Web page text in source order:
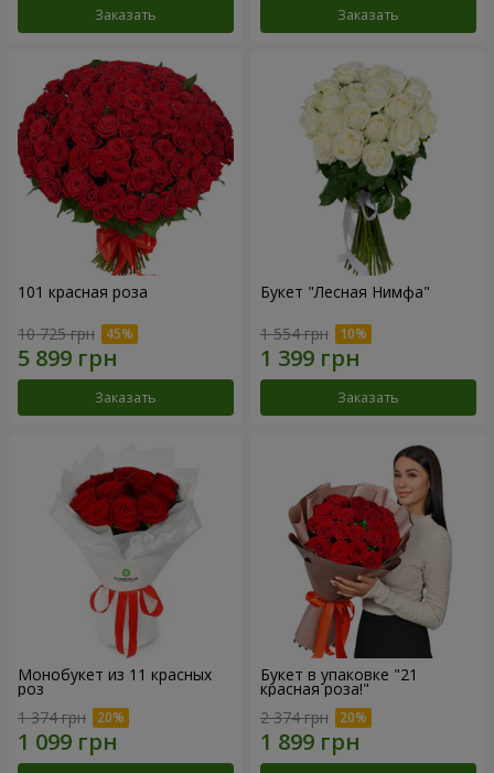
Заказать Заказать
101 красная роза
10 725 грн
Заказать
Букет "Лесная Нимфа"
1 554 грн
Заказать
Монобукет из 11 красных
роз
1 374 грн
Букет в упаковке "21
красная роза!"
2 374 грн